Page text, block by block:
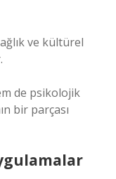
ve kültürel
de psikolojik
bir parçası